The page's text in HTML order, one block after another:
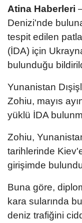
Atina Haberleri
Denizi'nde
tespit edilen
(İDA) için
bulunduğu
Yunanistan
Zohiu, mayıs
yüklü İDA
Zohiu,
tarihlerinde
girişimde
Buna göre,
kara sularında
deniz trafiğini